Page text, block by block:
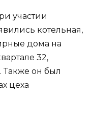
участии
котельная,
дома на
32,
Также он был
цеха